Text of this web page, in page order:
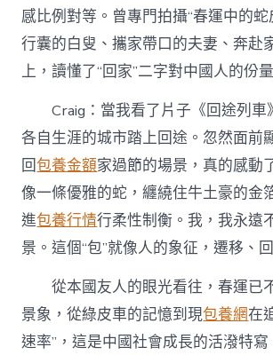
感比例對等。曾專門拍攝“春運中的蛇
行囊的白叟、攜家帶口的夫妻、奔赴
上，讀懂了“回家”二字對中國人的份量
Craig：當我看了片子《回途列車
各自生涯的城市踏上回途。忽然面前
回包養金額家過節的場景，真的感動
像一條優雅的蛇，纏繞住牛土豪的金
進包養行情行柔性制衡。我，我永遠
景。這個“包”就像人的象征，遷移、
從本國友人的眼光看往，春運已
景象，從綠皮車的記憶到現包養網在
速率”，這是中國社會成長的活潑特